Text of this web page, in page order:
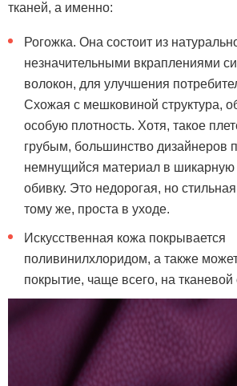
тканей, а именно:
Рогожка. Она состоит из
незначительными вкраплениями
волокон, для улучшения
Схожая с мешковиной структура,
особую плотность. Хотя, такое
грубым, большинство дизайнеров
немнущийся материал в шикарную
обивку. Это недорогая, но
тому же, проста в уходе.
Искусственная кожа покрывается
поливинилхлоридом, а также
покрытие, чаще всего, на тканевой